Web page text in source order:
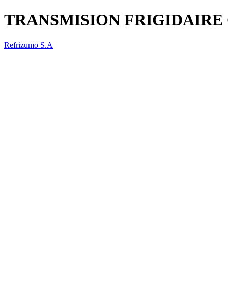
TRANSMISION
Refrizumo S.A